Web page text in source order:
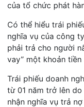
của tổ chức phát
Có thể hiểu trái
nghĩa vụ của công
phải trả cho người
vay” một khoản tiền
Trái phiếu doanh
từ 01 năm trở lên
nhận nghĩa vụ trả